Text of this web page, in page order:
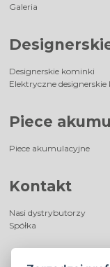
Galeria
Designerskie kominki
Elektryczne
Piece
Piece akumulacyjne
Kontakt
Nasi dystrybutorzy
Spółka